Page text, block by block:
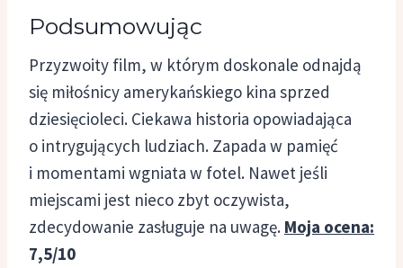
Podsumowując
Przyzwoity film, w którym doskonale odnajdą
się miłośnicy amerykańskiego kina sprzed
dziesięcioleci. Ciekawa historia opowiadająca
o intrygujących ludziach. Zapada w pamięć
i momentami wgniata w fotel. Nawet jeśli
miejscami jest nieco zbyt oczywista,
zdecydowanie zasługuje na uwagę. Moja ocena:
7,5/10